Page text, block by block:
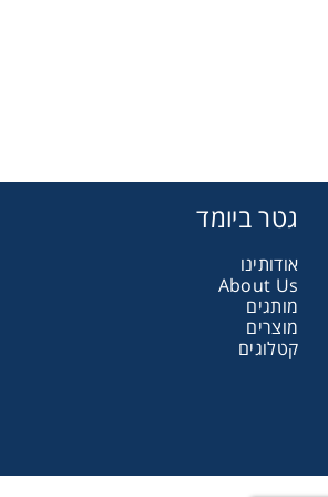
גטר ביומד
אודותינו
About Us
מותגים
מוצרים
קטלוגים